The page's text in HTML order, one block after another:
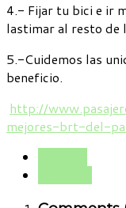
4.- Fijar tu bici e ir
lastimar al resto de
5.-Cuidemos las
beneficio.
http://
mejores-brt-del-